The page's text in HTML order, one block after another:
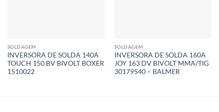
SOLDAGEM
INVERSORA DE SOLDA 140A
TOUCH 150 BV BIVOLT BOXER
1510022
SOLDAGEM
INVERSORA DE SOLDA 160A
JOY 163 DV BIVOLT MMA/TIG
30179540 – BALMER